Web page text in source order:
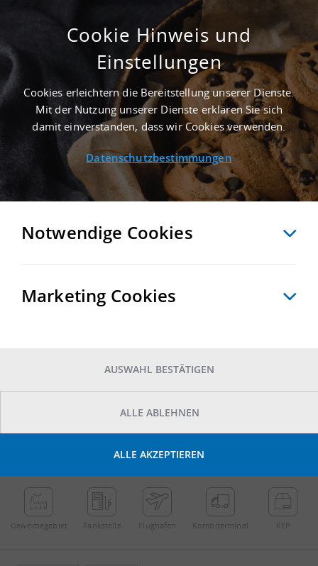
SUCHE ANPASSEN
4 Treffer anzeigen
4
POINTS OF INTEREST
Gewerbe­gebiet Tankstelle Flughafen Kombi­terminal KEP
Cookie Hinweis und
Einstellungen
Cookies erleichtern die Bereitstellung unserer Dienste.
Mit der Nutzung unserer Dienste erklären Sie sich
damit einverstanden, dass wir Cookies verwenden.
Datenschutzbestimmungen
Notwendige Cookies
Marketing Cookies
AUSWAHL BESTÄTIGEN
ALLE ABLEHNEN
ALLE AKZEPTIEREN